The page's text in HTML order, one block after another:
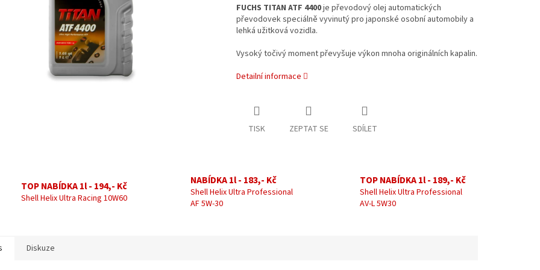
FUCHS TITAN ATF 4400je převodový olej automatických
převodovek speciálně vyvinutý pro japonské osobní automobily a
lehká užitková vozidla.
Vysoký točivý moment převyšuje výkon mnoha originálních kapalin.
Detailní informace
TISK ZEPTAT SE SDÍLET
TOP NABÍDKA 1l - 194,- Kč
Shell Helix Ultra Racing 10W60
NABÍDKA 1l - 183,- Kč
Shell Helix Ultra Professional
AF 5W-30
TOP NABÍDKA 1l - 189,- Kč
Shell Helix Ultra Professional
AV-L 5W30
Diskuze